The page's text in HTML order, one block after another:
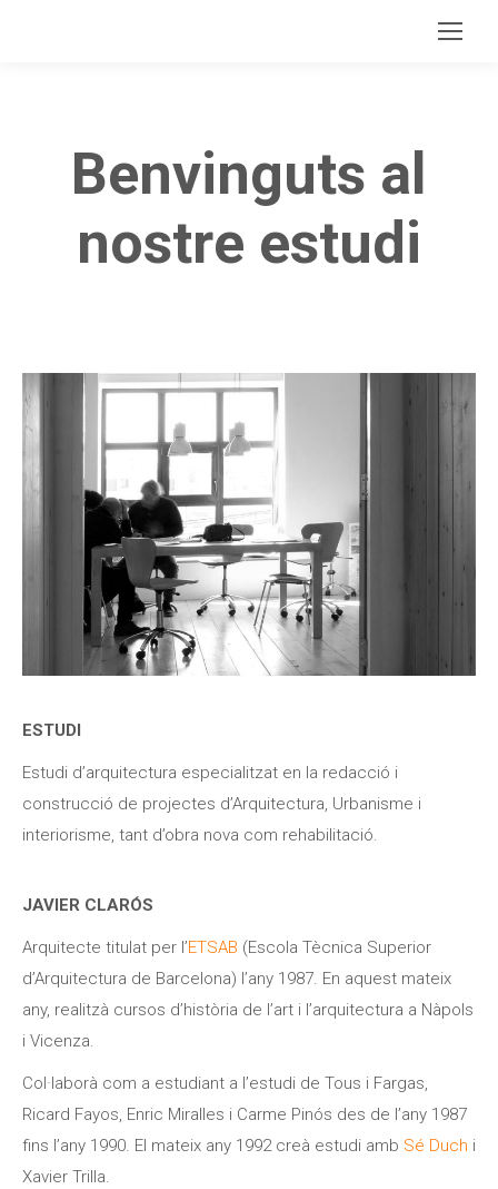
Benvinguts al
nostre estudi
ESTUDI
Estudi d’arquitectura especialitzat en la redacció i
construcció de projectes d’Arquitectura, Urbanisme i
interiorisme, tant d’obra nova com rehabilitació.
JAVIER CLARÓS
Arquitecte titulat per l’ETSAB (Escola Tècnica Superior
d’Arquitectura de Barcelona) l’any 1987. En aquest mateix
any, realitzà cursos d’història de l’art i l’arquitectura a Nàpols
i Vicenza.
Col·laborà com a estudiant a l’estudi de Tous i Fargas,
Ricard Fayos, Enric Miralles i Carme Pinós des de l’any 1987
fins l’any 1990. El mateix any 1992 creà estudi amb Sé Duch i
Xavier Trilla.